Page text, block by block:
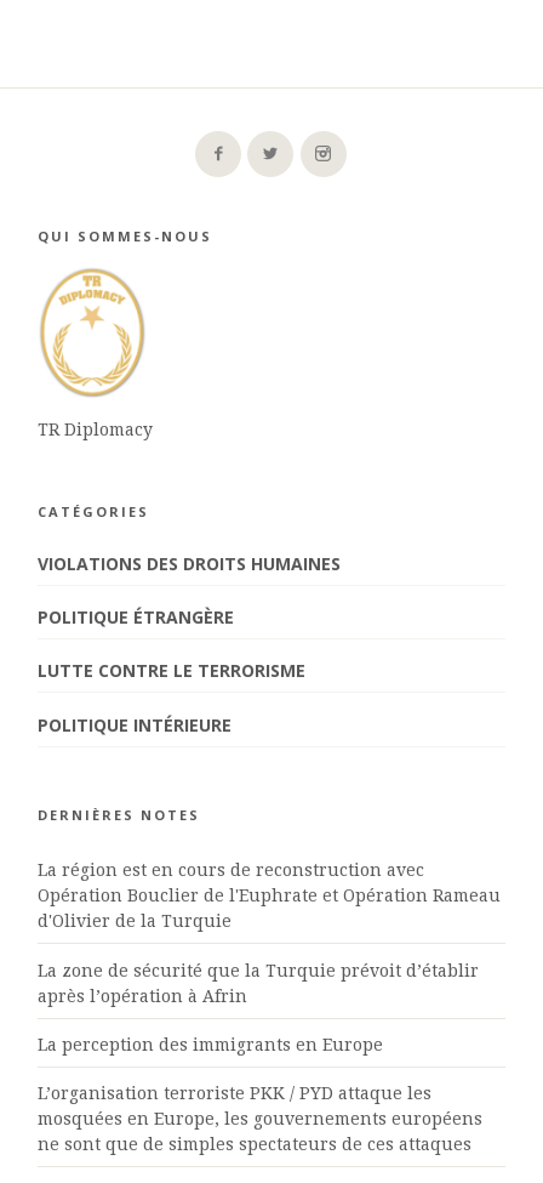
QUI SOMMES-NOUS
TR Diplomacy
CATÉGORIES
VIOLATIONS DES DROITS HUMAINES
POLITIQUE ÉTRANGÈRE
LUTTE CONTRE LE TERRORISME
POLITIQUE INTÉRIEURE
DERNIÈRES NOTES
La région est en cours de reconstruction avec
Opération Bouclier de l'Euphrate et Opération Rameau
d'Olivier de la Turquie
La zone de sécurité que la Turquie prévoit d’établir
après l’opération à Afrin
La perception des immigrants en Europe
L’organisation terroriste PKK / PYD attaque les
mosquées en Europe, les gouvernements européens
ne sont que de simples spectateurs de ces attaques